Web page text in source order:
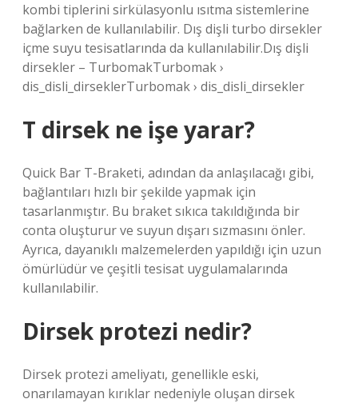
kombi tiplerini sirkülasyonlu ısıtma sistemlerine
bağlarken de kullanılabilir. Dış dişli turbo dirsekler
içme suyu tesisatlarında da kullanılabilir.Dış dişli
dirsekler – TurbomakTurbomak ›
dis_disli_dirseklerTurbomak › dis_disli_dirsekler
T dirsek ne işe yarar?
Quick Bar T-Braketi, adından da anlaşılacağı gibi,
bağlantıları hızlı bir şekilde yapmak için
tasarlanmıştır. Bu braket sıkıca takıldığında bir
conta oluşturur ve suyun dışarı sızmasını önler.
Ayrıca, dayanıklı malzemelerden yapıldığı için uzun
ömürlüdür ve çeşitli tesisat uygulamalarında
kullanılabilir.
Dirsek protezi nedir?
Dirsek protezi ameliyatı, genellikle eski,
onarılamayan kırıklar nedeniyle oluşan dirsek